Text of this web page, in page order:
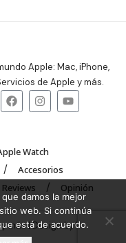
Apple: Mac, iPhone,
de Apple y más.
Watch
Accesorios
Reviews Opinión
más | Design byUNXON
damos la mejor
web. Si continúa
está de acuerdo.